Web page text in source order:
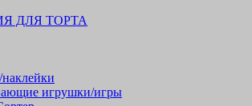
ДЛЯ ТОРТА
игрушки/игры